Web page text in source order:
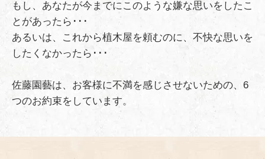
もし、あなたが今までにこのような嫌な思いをしたこ
とがあったら･･･
あるいは、これから植木屋を頼むのに、不快な思いを
したくなかったら･･･
佐藤園藝は、お客様に不満を感じさせないための、6
つのお約束をしています。